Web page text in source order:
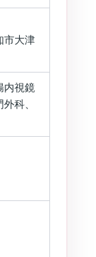
市大津
内視鏡
科、